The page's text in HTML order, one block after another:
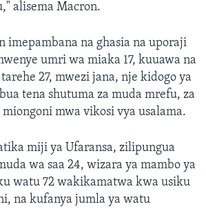
alisema Macron.
imepambana na ghasia na uporaji
umri wa miaka 17, kuuawa na
27, mwezi jana, nje kidogo ya
tena shutuma za muda mrefu, za
mwa vikosi vya usalama.
miji ya Ufaransa, zilipungua
wa saa 24, wizara ya mambo ya
watu 72 wakikamatwa kwa usiku
na kufanya jumla ya watu